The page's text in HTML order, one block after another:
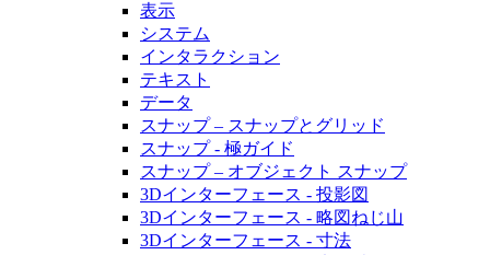
表示
システム
インタラクション
テキスト
データ
スナップ – スナップとグリッド
スナップ - 極ガイド
スナップ – オブジェクト スナップ
3Dインターフェース - 投影図
3Dインターフェース - 略図ねじ山
3Dインターフェース - 寸法